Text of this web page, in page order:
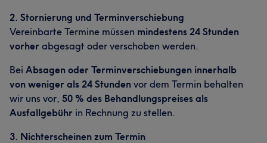
2. Stornierung und Terminverschiebung
Vereinbarte Termine müssen mindestens 24 Stunden
vorher abgesagt oder verschoben werden.
Bei Absagen oder Terminverschiebungen innerhalb
von weniger als 24 Stunden vor dem Termin behalten
wir uns vor, 50 % des Behandlungspreises als
Ausfallgebühr in Rechnung zu stellen.
3. Nichterscheinen zum Termin